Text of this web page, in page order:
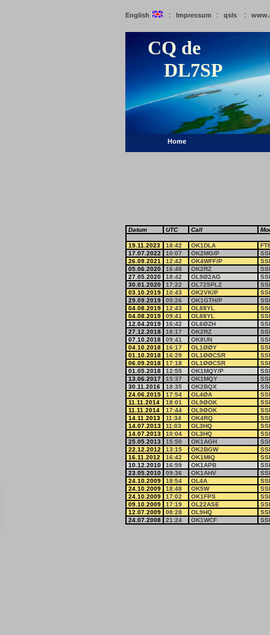
English : Impressum : qsls :
CQ de
DL7SP
Home
Datum UTC Call
19.11.2023 18:42 OK1DLA
17.07.2022
10:07 OK2MG/P
26.09.2021
12:42 OK4WFF/P
05.06.2020
16:48 OK2RZ
27.05.2020
18:42 OL9Ø2AG
30.01.2020
17:22 OL725PLZ
03.10.2019
10:43 OK2VK/P
29.09.2019
09:26 OK1GTH/P
04.08.2019
12:43 OL88YL
04.08.2019
09:41 OL88YL
12.04.2019
16:42 OL6ØZH
27.12.2018
18:17 OK2RZ
07.10.2018
09:41 OK8UN
04.10.2018
16:17 OL1ØØY
01.10.2018
16:29 OL1ØØCSR
06.09.2018
17:18 OL1ØØCSR
01.05.2018
12:55 OK1MQY/P
13.06.2017
15:37 OK1MQY
30.11.2016
18:35 OK2BQX
24.06.2015
17:54 OL4ØA
11.11.2014
18:01 OL9ØOK
11.11.2014
17:44 OL9ØOK
14.11.2013
11:34 OK4RQ
14.07.2013
11:03 OL3HQ
14.07.2013
10:04 OL3HQ
25.05.2013
15:50 OK1AGH
22.12.2012
13:15 OK2BGW
16.11.2012
16:42 OK1MIQ
10.12.2010
16:59 OK1APB
23.05.2010
09:36 OK1AHV
24.10.2009
18:54 OL4A
24.10.2009
18:48 OK5W
24.10.2009
17:02 OK1FPS
09.10.2009
17:19 OL22ASE
12.07.2009
08:28 OL9HQ
24.07.2008
21:24 OK1WCF